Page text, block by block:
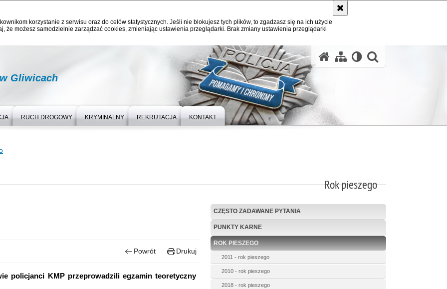
korzystanie z serwisu oraz do celów statystycznych. Jeśli nie blokujesz tych plików, to zgadzasz się na ich użycie
że możesz samodzielnie zarządzać cookies, zmieniając ustawienia przeglądarki. Brak zmiany ustawienia przeglądarki
Gliwicach
RUCH DROGOWY KRYMINALNY REKRUTACJA KONTAKT
Rok pieszego
Powrót Drukuj
policjanci KMP przeprowadzili egzamin teoretyczny
CZĘSTO ZADAWANE PYTANIA
PUNKTY KARNE
ROK PIESZEGO
2011 - rok pieszego
2010 - rok pieszego
2018 - rok pieszego